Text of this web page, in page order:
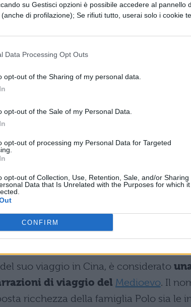
su Gestisci opzioni è possibile accedere al pannello
di profilazione); Se rifiuti tutto, userai solo i cookie
Data Processing Opt Outs
opt-out of the Sharing of my personal data.
opt-out of the Sale of my Personal Data.
opt-out of processing my Personal Data for Targeted
opt-out of Collection, Use, Retention, Sale, and/or Sharing
Data that Is Unrelated with the Purposes for which it
CONFIRM
ricco e organizzato. Appena arrivato, il
di Kublai Khan e, in poco tempo,
di grande importanza e lo onorò
sfilata dei 10.000 elefanti.
Marco Polo decise che era tempo di
di ritorno fu incaricato di
in Persia dove avrebbe dovuto
Marco Polo fu accolto con
grande
a cui parteciparono amici e
preziose che la famiglia aveva portato
Milione: caratteristiche e
suo viaggio in Cina, è considerato
di viaggio del Medioevo. Il
ricchezza della famiglia Polo sia le